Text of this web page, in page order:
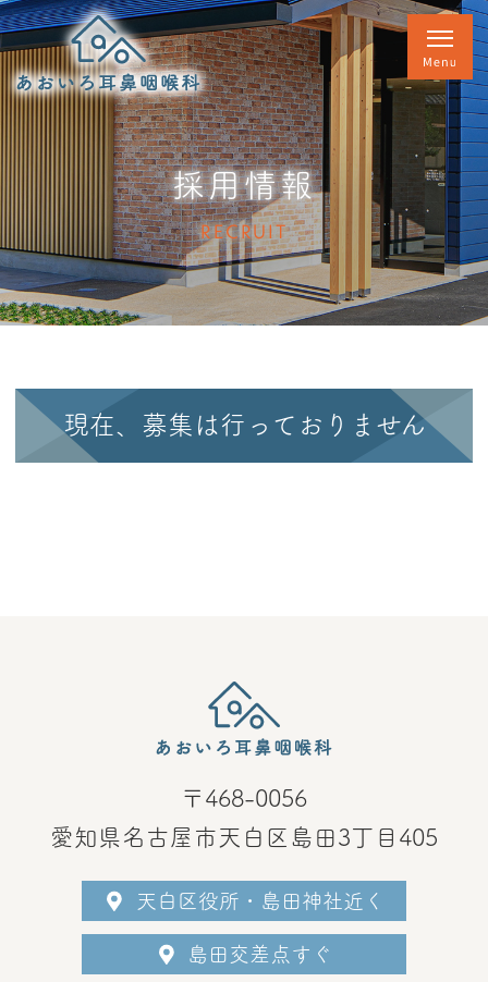
採用情報
RECRUIT
現在、募集は行っておりません
〒468-0056
愛知県名古屋市天白区島田3丁目405
天白区役所・島田神社近く
島田交差点すぐ